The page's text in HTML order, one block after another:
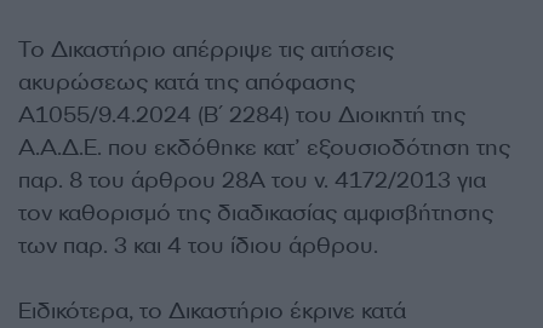
Το Δικαστήριο απέρριψε τις αιτήσεις
ακυρώσεως κατά της απόφασης
Α1055/9.4.2024 (Β΄ 2284) του Διοικητή της
Α.Α.Δ.Ε. που εκδόθηκε κατ’ εξουσιοδότηση της
παρ. 8 του άρθρου 28Α του ν. 4172/2013 για
τον καθορισμό της διαδικασίας αμφισβήτησης
των παρ. 3 και 4 του ίδιου άρθρου.
Ειδικότερα, το Δικαστήριο έκρινε κατά